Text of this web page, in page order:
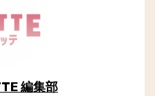
編集部